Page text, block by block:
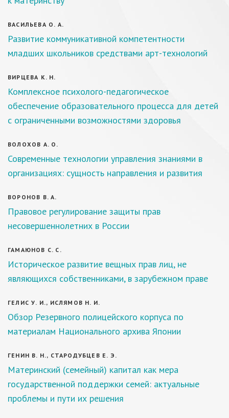
ВАСИЛЬЕВА О. А.
Развитие коммуникативной компетентности
младших школьников средствами арт-технологий
ВИРЦЕВА К. Н.
Комплексное психолого-педагогическое
обеспечение образовательного процесса для детей
с ограниченными возможностями здоровья
ВОЛОХОВ А. О.
Современные технологии управления знаниями в
организациях: сущность направления и развития
ВОРОНОВ В. А.
Правовое регулирование защиты прав
несовершеннолетних в России
ГАМАЮНОВ С. С.
Историческое развитие вещных прав лиц, не
являющихся собственниками, в зарубежном праве
ГЕЛИС У. И., ИСЛЯМОВ Н. И.
Обзор Резервного полицейского корпуса по
материалам Национального архива Японии
ГЕНИН В. Н., СТАРОДУБЦЕВ Е. Э.
Материнский (семейный) капитал как мера
государственной поддержки семей: актуальные
проблемы и пути их решения